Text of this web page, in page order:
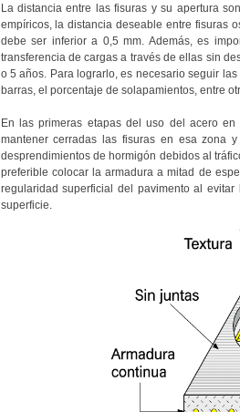
La distancia entre las fisuras y su apertura
empíricos, la distancia deseable entre fisuras
debe ser inferior a 0,5 mm. Además, es
transferencia de cargas a través de ellas sin
o 5 años. Para lograrlo, es necesario seguir
barras, el porcentaje de solapamientos, entre
En las primeras etapas del uso del acero
mantener cerradas las fisuras en esa zona
desprendimientos de hormigón debidos al
preferible colocar la armadura a mitad de
regularidad superficial del pavimento al
superficie.